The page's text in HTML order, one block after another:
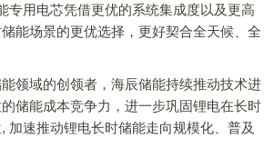
专用电芯凭借更优的系统集成度以及更高
能场景的更优选择，更好契合全天候、全
域的创领者，海辰储能持续推动技术进
储能成本竞争力，进一步巩固锂电在长时
加速推动锂电长时储能走向规模化、普及